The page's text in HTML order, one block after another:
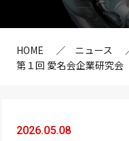
HOME ニュース
第１回 愛名会企業研究会
2026.05.08